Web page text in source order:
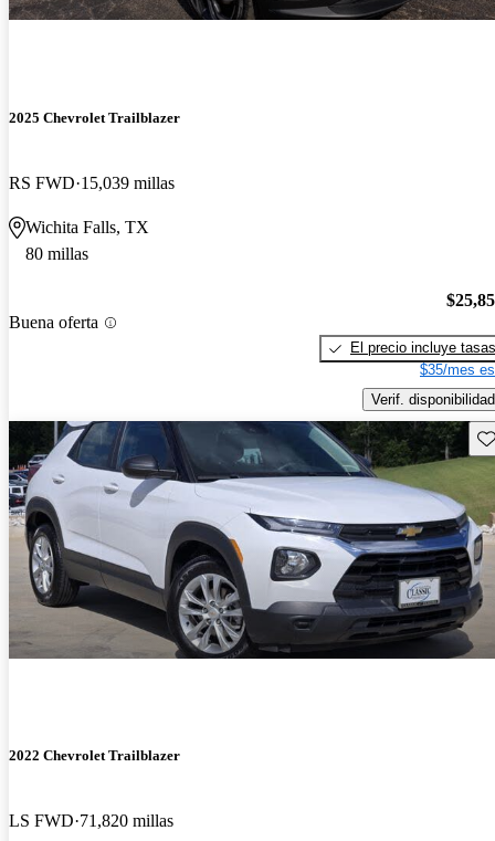
2025 Chevrolet Trailblazer
RS FWD 15,039 millas
Wichita Falls, TX
80 millas
Buena oferta
El precio incluye tasas
$35/mes
Verif. disponibilidad
2022 Chevrolet Trailblazer
LS FWD 71,820 millas